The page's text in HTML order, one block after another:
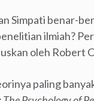
Simpati benar-
ilmiah?
oleh Robert
paling